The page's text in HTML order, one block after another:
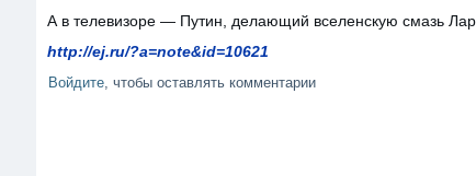
А в телевизоре — Путин, делающий вселенскую смазь
http://ej.ru/?a=note&id=10621
Войдите , чтобы оставлять комментарии